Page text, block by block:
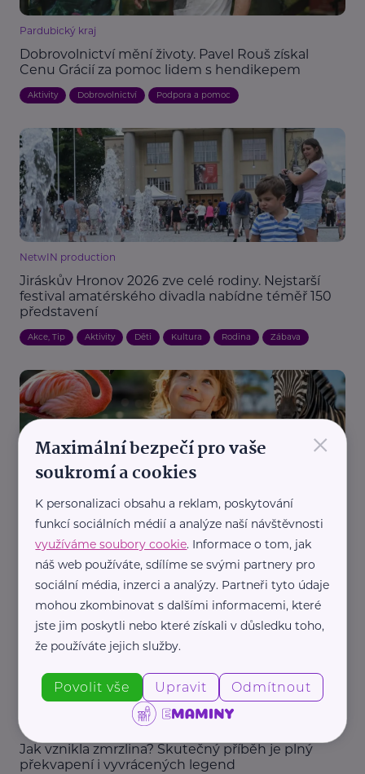
Pardubický kraj
Dobrovolnictví mění životy. Pavel Rouš získal
Cenu Grácií za pomoc lidem s hendikepem
Aktivity Dobrovolnictví Podpora a pomoc
NetwIN production
Jiráskův Hronov 2026 zve celé rodiny. Nejstarší
festival amatérského divadla nabídne téměř 150
představení
Akce, Tip Aktivity Děti Kultura Rodina Zábava
Redakce eMaminy.cz
Proč jsou plameňáci růžoví a popcorn praská? 5
letních otázek pro zajímavost
Děti Prázdniny Zajímavost
Redakce eMaminy.cz
Jak vznikla zmrzlina? Skutečný příběh je plný
překvapení i vyvrácených legend
×
Maximální bezpečí pro vaše
soukromí a cookies
K personalizaci obsahu a reklam, poskytování
funkcí sociálních médií a analýze naší návštěvnosti
využíváme soubory cookie. Informace o tom, jak
náš web používáte, sdílíme se svými partnery pro
sociální média, inzerci a analýzy. Partneři tyto údaje
mohou zkombinovat s dalšími informacemi, které
jste jim poskytli nebo které získali v důsledku toho,
že používáte jejich služby.
Povolit vše Upravit Odmítnout